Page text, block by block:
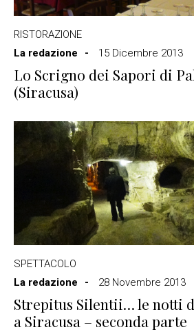
RISTORAZIONE
La redazione
15 Dicembre 2013
Lo Scrigno dei Sapori di
(Siracusa)
SPETTACOLO
La redazione
28 Novembre 2013
Strepitus Silentii… le notti
a Siracusa – seconda parte